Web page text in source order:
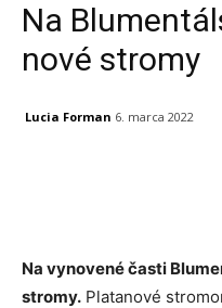
Na
nové stromy
Lucia Forman 6. marca 2022
Na vynovené časti
stromy. Platanové